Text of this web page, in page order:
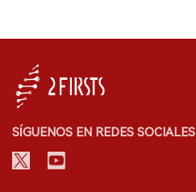
SÍGUENOS EN REDES SOCIALES